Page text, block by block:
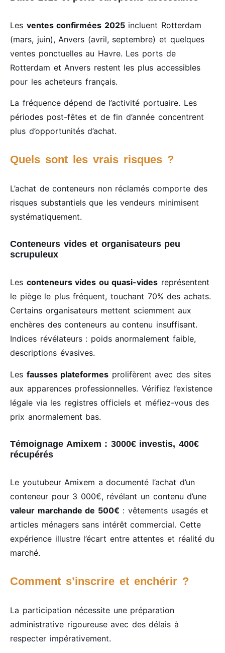
Les ventes confirmées 2025incluent Rotterdam
(mars, juin), Anvers (avril, septembre) et quelques
ventes ponctuelles au Havre. Les ports de
Rotterdam et Anvers restent les plus accessibles
pour les acheteurs français.
La fréquence dépend de l’activité portuaire. Les
périodes post-fêtes et de fin d’année concentrent
plus d’opportunités d’achat.
Quels sont les vrais risques ?
L’achat de conteneurs non réclamés comporte des
risques substantiels que les vendeurs minimisent
systématiquement.
Conteneurs vides et organisateurs peu
scrupuleux
Les conteneurs vides ou quasi-vides représentent
le piège le plus fréquent, touchant 70% des achats.
Certains organisateurs mettent sciemment aux
enchères des conteneurs au contenu insuffisant.
Indices révélateurs : poids anormalement faible,
descriptions évasives.
Les fausses plateformes prolifèrent avec des sites
aux apparences professionnelles. Vérifiez l’existence
légale via les registres officiels et méfiez-vous des
prix anormalement bas.
Témoignage Amixem : 3000€ investis, 400€
récupérés
Le youtubeur Amixem a documenté l’achat d’un
conteneur pour 3 000€, révélant un contenu d’une
valeur marchande de 500€ : vêtements usagés et
articles ménagers sans intérêt commercial. Cette
expérience illustre l’écart entre attentes et réalité du
marché.
Comment s’inscrire et enchérir ?
La participation nécessite une préparation
administrative rigoureuse avec des délais à
respecter impérativement.